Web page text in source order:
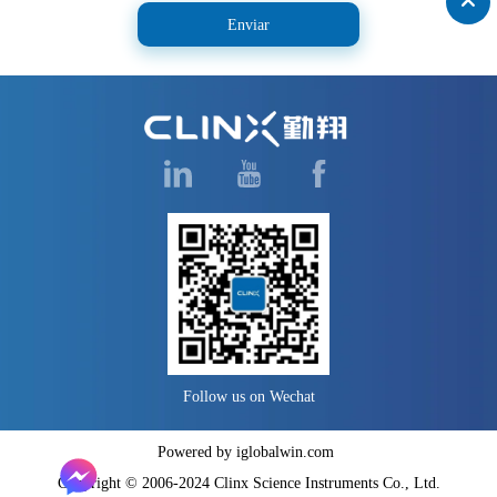
Enviar
Follow us on Wechat
Powered by iglobalwin.com
Copyright © 2006-2024 Clinx Science Instruments Co., Ltd.